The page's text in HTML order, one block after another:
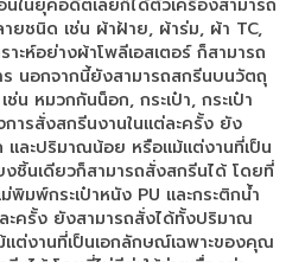
ในยุคอดีตเลยก็ได้ตัวเครื่องสามารถ
ยชนิด เช่น ผ้าฝ้าย, ผ้าร่ม, ผ้า TC,
ะห์อย่างผ้าโพลีเอสเตอร์ ก็สามารถ
นอกจากนี้ยังสามารถสกรีนบนวัตถุ
น หมวกกันน็อก, กระเป๋า, กระเป๋า
ารสั่งสกรีนงานในแต่ละครั้ง ยัง
ละปริมาณน้อย หรือแม้แต่งานที่เป็น
ชิ้นเดียวก็สามารถสั่งสกรีนได้ โดยที่
พิมพ์กระเป๋าหนัง PU และกระติกน้ำ
ะครั้ง ยังสามารถสั่งได้ทั้งปริมาณ
ต่งานที่เป็นเอกลักษณ์เฉพาะของคุณ